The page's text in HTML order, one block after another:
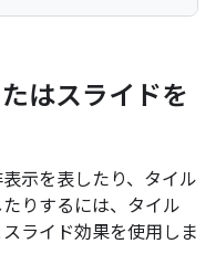
はスライドを
示を表したり、タイル
りするには、タイル
ライド効果を使用しま